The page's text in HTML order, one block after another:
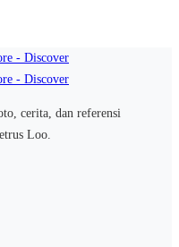
cerita, dan referensi
Loo.